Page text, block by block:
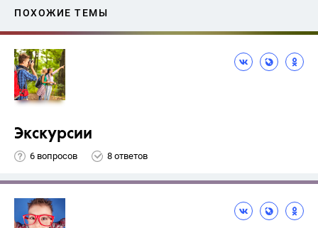
ПОХОЖИЕ ТЕМЫ
Экскурсии
6 вопросов 8 ответов